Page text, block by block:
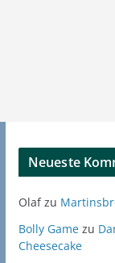
Neueste
Olafzu
Bolly Gamezu
Cheesecake